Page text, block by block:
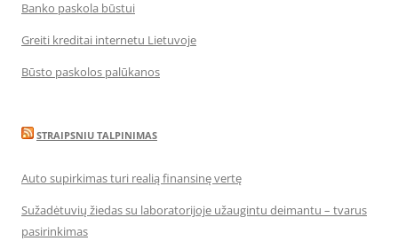
Banko paskola būstui
Greiti kreditai internetu Lietuvoje
Būsto paskolos palūkanos
STRAIPSNIU TALPINIMAS
Auto supirkimas turi realią finansinę vertę
Sužadėtuvių žiedas su laboratorijoje užaugintu deimantu – tvarus
pasirinkimas